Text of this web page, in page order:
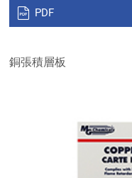
PDF
銅張積層板